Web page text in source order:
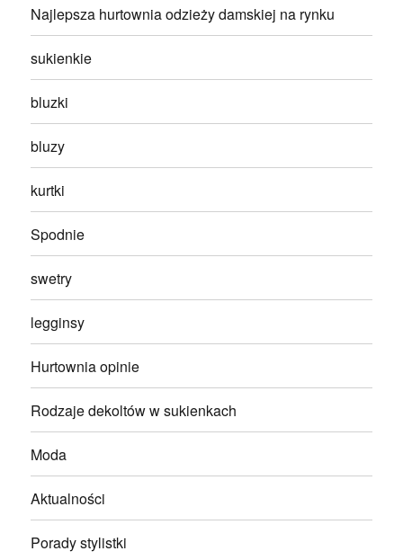
Najlepsza hurtownia odzieży damskiej na rynku
sukienkie
bluzki
bluzy
kurtki
Spodnie
swetry
legginsy
Hurtownia opinie
Rodzaje dekoltów w sukienkach
Moda
Aktualności
Porady stylistki